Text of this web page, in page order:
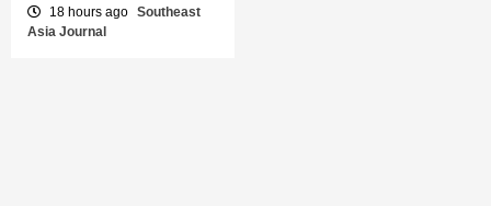
18 hours ago Southeast
Asia Journal